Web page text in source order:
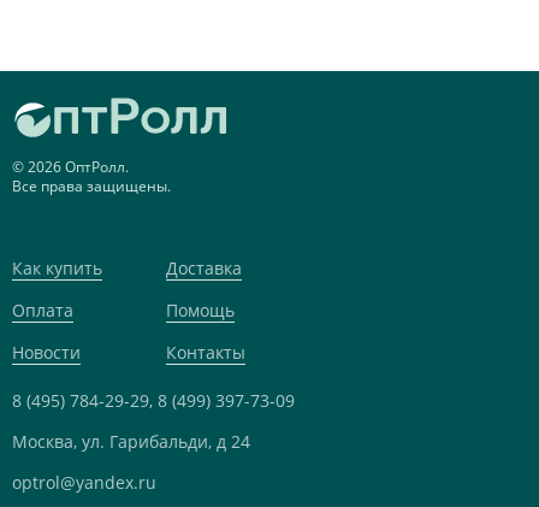
© 2026 ОптРолл.
Все права защищены.
Как купить
Доставка
Оплата
Помощь
Новости
Контакты
8 (495) 784-29-29, 8 (499) 397-73-09
Москва, ул. Гарибальди, д 24
optrol@yandex.ru